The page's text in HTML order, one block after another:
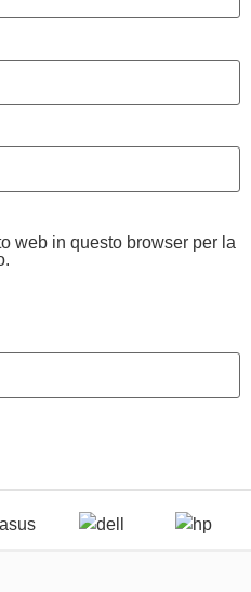
web in questo browser per la